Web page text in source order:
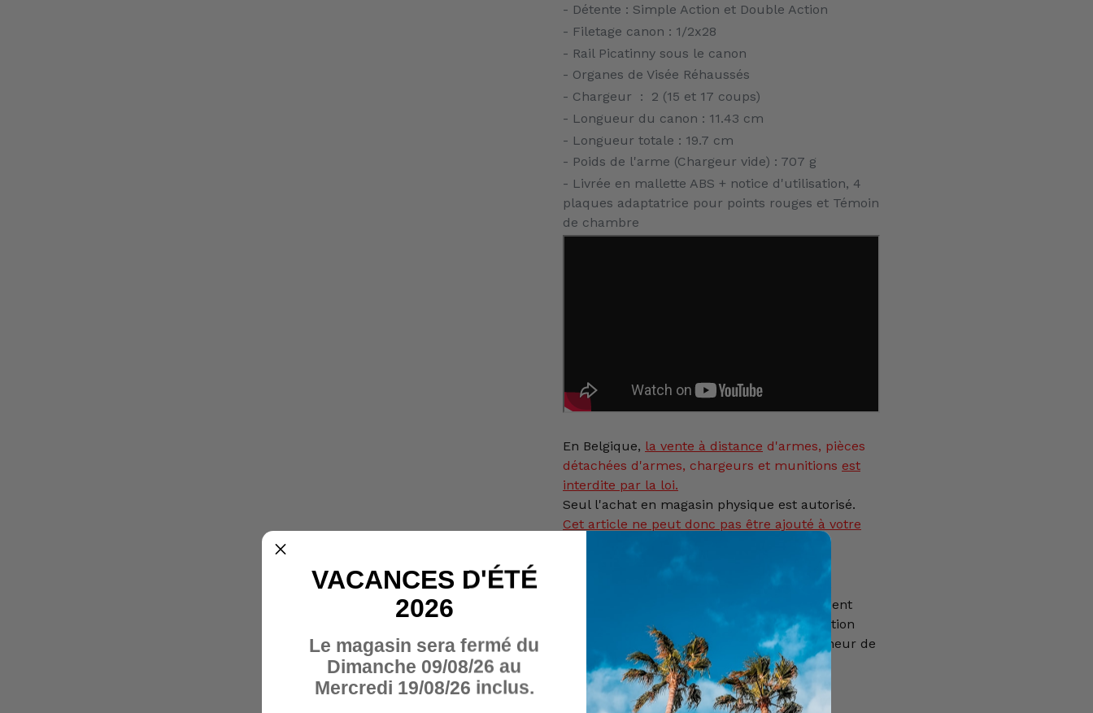
- Détente : Simple Action et Double Action
- Filetage canon : 1/2x28
- Rail Picatinny sous le canon
- Organes de Visée Réhaussés
- Chargeur : 2 (15 et 17 coups)
- Longueur du canon : 11.43 cm
- Longueur totale : 19.7 cm
- Poids de l'arme (Chargeur vide) : 707 g
- Livrée en mallette ABS + notice d'utilisation, 4
plaques adaptatrice pour points rouges et Témoin
de chambre
En Belgique, la vente à distance d'armes, pièces
détachées d'armes, chargeurs et munitions est
interdite par la loi.
Seul l'achat en magasin physique est autorisé.
Cet article ne peut donc pas être ajouté à votre
majeures de + de 18 ans, nécessite également
d'être titulaire d'une autorisation de détention
modèle 4 en ordre, délivrée par le Gouverneur de
Province.
VENTE POSSIBLE UNIQUEMENT POUR LE
VACANCES D'ÉTÉ
2026
Le magasin sera fermé du
Dimanche 09/08/26 au
Mercredi 19/08/26 inclus.